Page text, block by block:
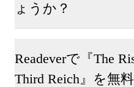
ょうか？
Readeverで『The
Third Reich』を無